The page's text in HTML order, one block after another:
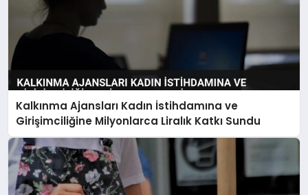
Kalkınma Ajansları Kadın İstihdamına ve
Girişimciliğine Milyonlarca Liralık Katkı Sundu